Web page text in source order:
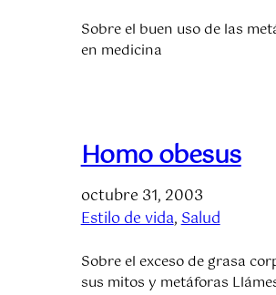
Sobre el buen uso de las
en medicina
Homo obesus
octubre 31, 2003
Estilo de vida, Salud
Sobre el exceso de grasa
sus mitos y metáforas